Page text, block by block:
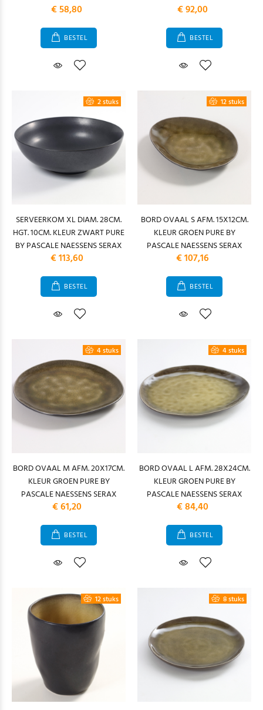
€ 58,80
BESTEL
€ 92,00
BESTEL
2 stuks
SERVEERKOM XL DIAM. 28CM.
HGT. 10CM. KLEUR ZWART PURE
BY PASCALE NAESSENS SERAX
€ 113,60
BESTEL
12 stuks
BORD OVAAL S AFM. 15X12CM.
KLEUR GROEN PURE BY
PASCALE NAESSENS SERAX
€ 107,16
BESTEL
4 stuks
BORD OVAAL M AFM. 20X17CM.
KLEUR GROEN PURE BY
PASCALE NAESSENS SERAX
€ 61,20
BESTEL
4 stuks
BORD OVAAL L AFM. 28X24CM.
KLEUR GROEN PURE BY
PASCALE NAESSENS SERAX
€ 84,40
BESTEL
12 stuks 8 stuks